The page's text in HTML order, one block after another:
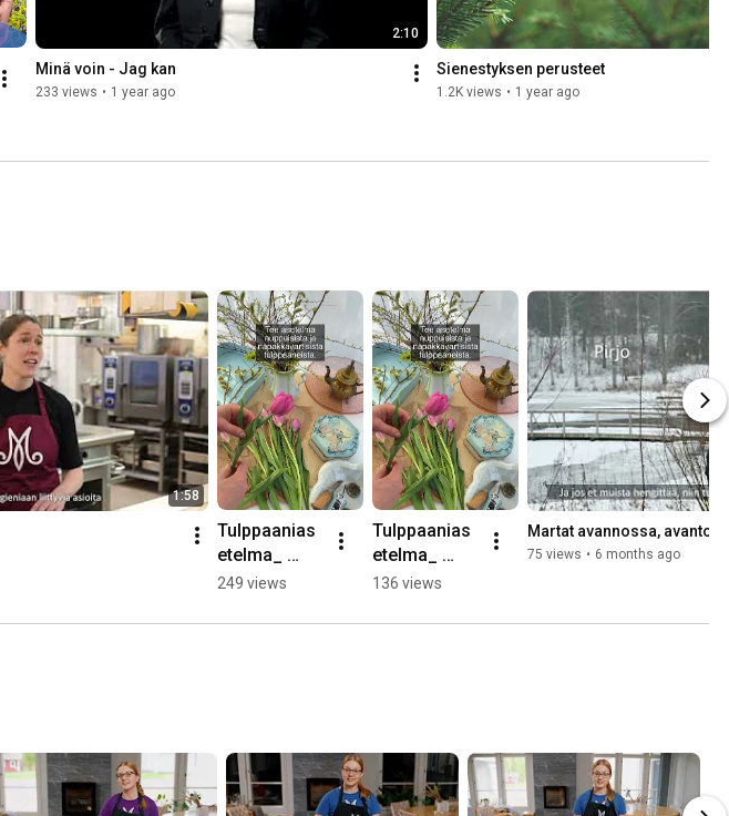
2:10
Minä voin - Jag kan
233 views • 1 year ago
Sienestyksen perusteet
1.2K views • 1 year ago
1:58
Tulppaanias
etelma_
kukkasiili_
Martat
249 views
Tulppaanias
etelma_
kukkasiili_
136 views
Martat avannossa,
75 views • 6 months ago